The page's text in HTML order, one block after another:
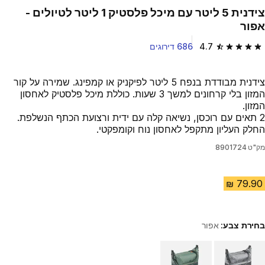
צידנית 5 ליטר עם מיכל פלסטיק 1 ליטר לטיולים -
אפור
4.7 4.7 out of 5 stars from 686 reviews 686 דירוגים
צידנית מבודדת בנפח 5 ליטר לפיקניק או קמפינג. שמירה על קור
המזון בלי קרחונים למשך 3 שעות. כוללת מיכל פלסטיק לאחסון
המזון.
2 תאים עם רוכסן, נשיאה קלה עם ידית ורצועת הכתף הנשלפת.
החלק העליון מתקפל לאחסון נוח וקומפקטי.
מק"ט 8901724
בחירת צבע: אפור
Choose a variant